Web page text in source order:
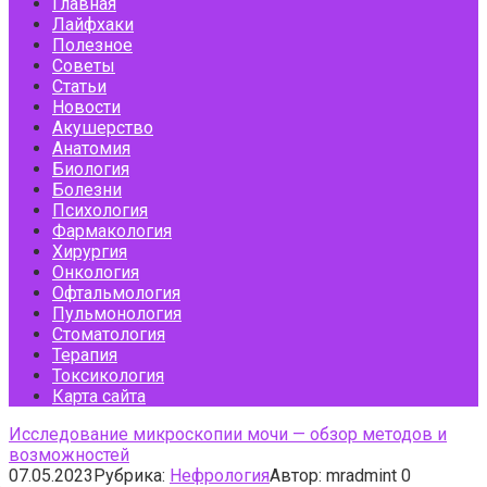
Лайфхаки
Полезное
Советы
Статьи
Новости
Акушерство
Анатомия
Биология
Болезни
Психология
Фармакология
Хирургия
Онкология
Офтальмология
Пульмонология
Стоматология
Терапия
Токсикология
Карта сайта
Исследование микроскопии мочи — обзор методов и
возможностей
07.05.2023Рубрика: НефрологияАвтор: mradmint 0